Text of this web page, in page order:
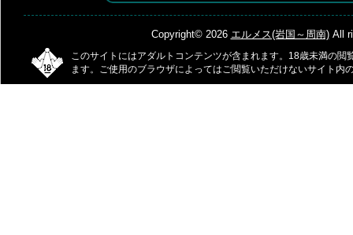
Copyright© 2026 エルメス(岩国～周南)All
このサイトにはアダルトコンテンツが含まれます。18歳未満の
ます。ご使用のブラウザによってはご閲覧いただけないサイト